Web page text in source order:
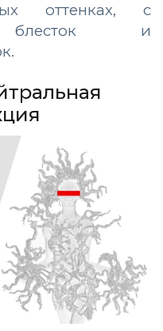
оттенках, с
блесток и